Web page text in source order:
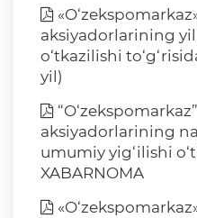
aksiyadorlarining
o‘tkazilishi
yil)
aksiyadorlarining
umumiy yig‘ilishi
XABARNOMA